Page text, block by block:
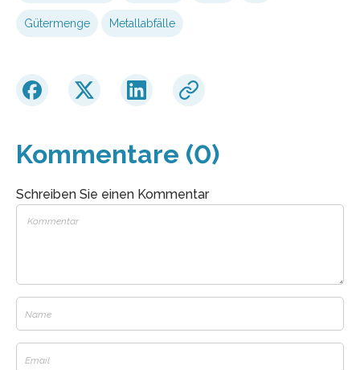
Gütermenge Metallabfälle
Kommentare (0)
Schreiben Sie einen Kommentar